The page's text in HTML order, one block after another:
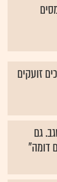
זועקים
גם
דומה"